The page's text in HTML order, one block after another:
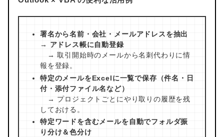
署名から名前・会社・メールアドレスを抽出
→ アドレス帳に自動登録
→ 取引開始時のメールから名刺代わりに情
報を登録。
特定のメールをExcelに一覧で保存（件名・日
付・添付ファイル名など）
→ プロジェクトごとにやり取りの履歴を残
しておける。
特定ワードを含むメールを自動でフォルダ振
り分け＆色分け